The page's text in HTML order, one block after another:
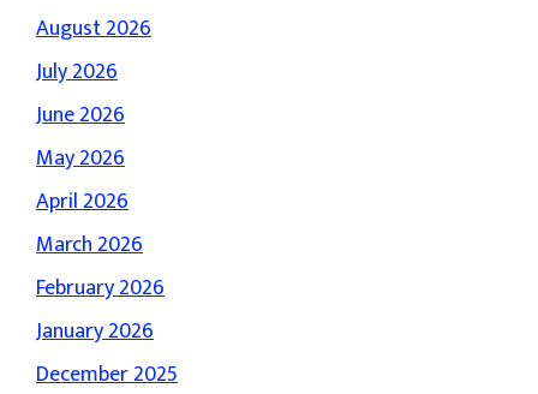
August 2026
July 2026
June 2026
May 2026
April 2026
March 2026
February 2026
January 2026
December 2025